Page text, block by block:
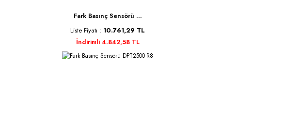
Fark Basınç Sensörü ...
Liste Fiyatı : 10.761,29 TL
İndirimli 4.842,58 TL